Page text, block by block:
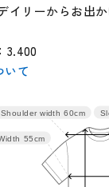
イリーからお出
3.400
いて
62
55cm
Shoulder width 60cm